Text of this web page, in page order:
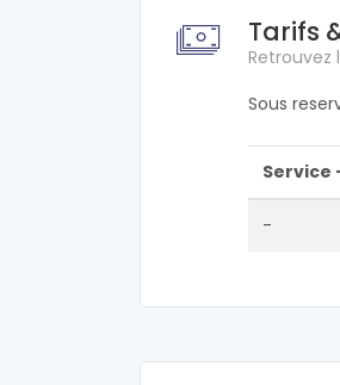
Tarifs
Retrouvez
Sous
Service
-